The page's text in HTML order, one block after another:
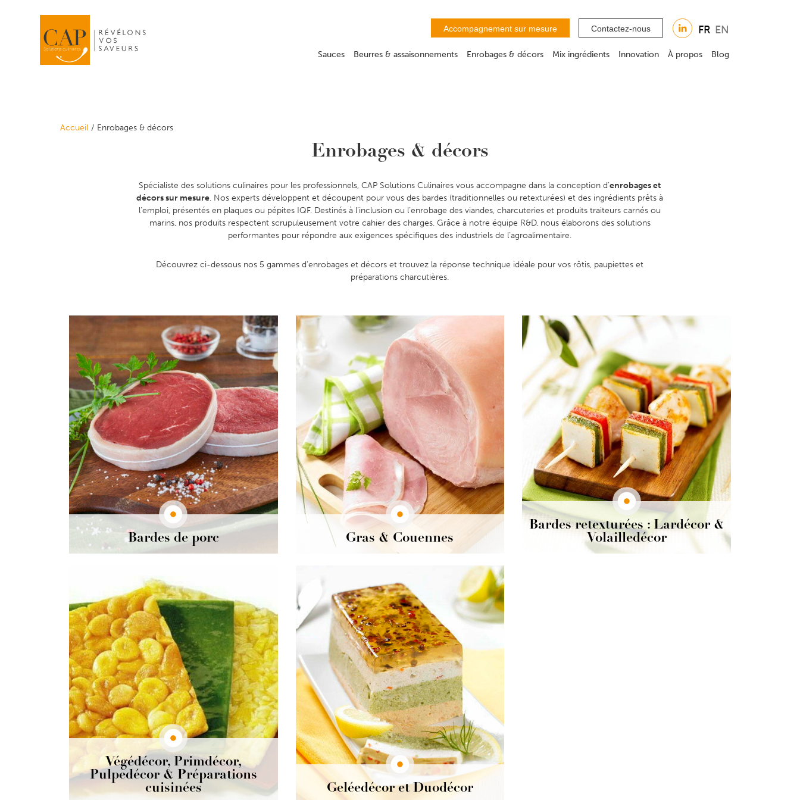
Accompagnement sur mesure Contactez-nous
Sauces Beurres & assaisonnements Enrobages & décors Mix ingrédients Innovation À propos Blog
Accueil Enrobages & décors
Enrobages & décors
Spécialiste des solutions culinaires pour les professionnels, CAP Solutions Culinaires vous accompagne dans la conception d’enrobages et
décors sur mesure. Nos experts développent et découpent pour vous des bardes (traditionnelles ou retexturées) et des ingrédients prêts à
l’emploi, présentés en plaques ou pépites IQF. Destinés à l’inclusion ou l’enrobage des viandes, charcuteries et produits traiteurs carnés ou
marins, nos produits respectent scrupuleusement votre cahier des charges. Grâce à notre équipe R&D, nous élaborons des solutions
performantes pour répondre aux exigences spécifiques des industriels de l’agroalimentaire.
Découvrez ci-dessous nos 5 gammes d’enrobages et décors et trouvez la réponse technique idéale pour vos rôtis, paupiettes et
préparations charcutières.
Bardes de porc
tournedos, brochettes et pâtés.
Découvrir
Gras & Couennes
Un ingrédient qualitatif pour vos préparations
Découvrir
Bardes retexturées : Lardécor &
Volailledécor
Végédécor, Primdécor,
Pulpedécor & Préparations
cuisinées
Geléedécor et Duodécor